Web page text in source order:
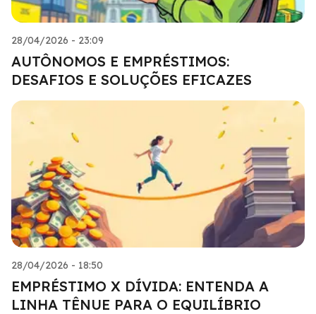
28/04/2026 - 23:09
AUTÔNOMOS E EMPRÉSTIMOS:
DESAFIOS E SOLUÇÕES EFICAZES
28/04/2026 - 18:50
EMPRÉSTIMO X DÍVIDA: ENTENDA A
LINHA TÊNUE PARA O EQUILÍBRIO